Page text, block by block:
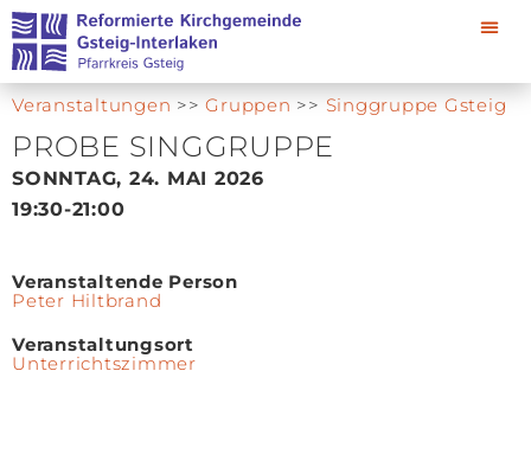
Veranstaltungen >>Gruppen >> Singgruppe Gsteig
PROBE SINGGRUPPE
SONNTAG, 24. MAI 2026
19:30-21:00
Veranstaltende Person
Peter Hiltbrand
Veranstaltungsort
Unterrichtszimmer